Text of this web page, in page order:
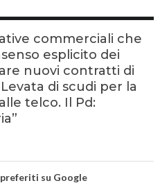
commerciali che
esplicito dei
nuovi contratti di
di scudi per la
telco. Il Pd:
su Google